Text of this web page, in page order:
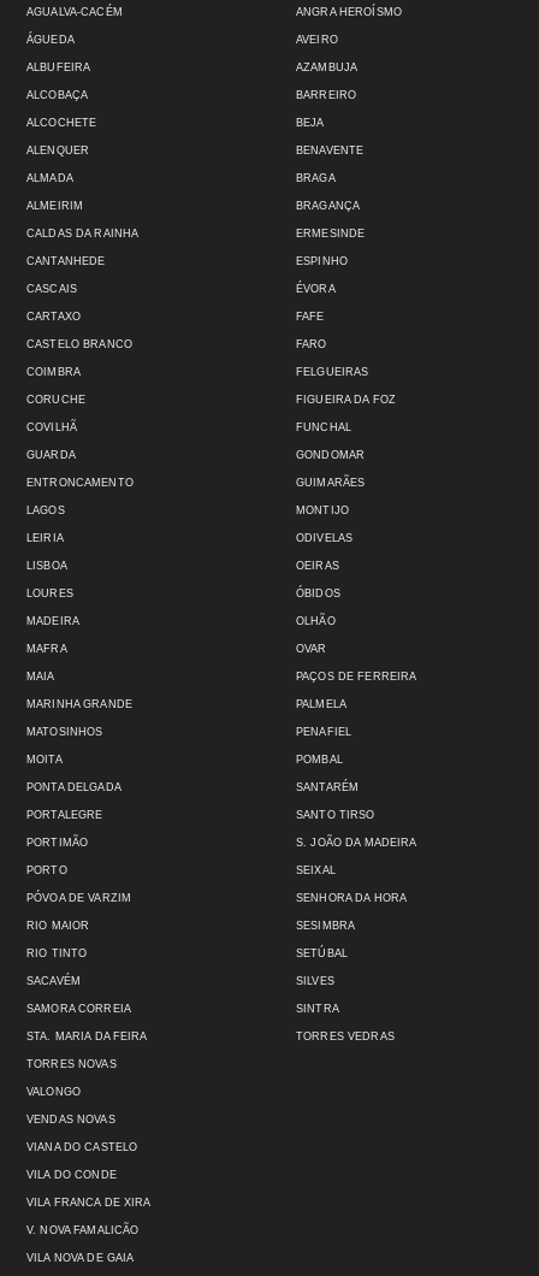
AGUALVA-CACÉM
ÁGUEDA
ALBUFEIRA
ALCOBAÇA
ALCOCHETE
ALENQUER
ALMADA
ALMEIRIM
ANGRA HEROÍSMO
AVEIRO
AZAMBUJA
BARREIRO
BEJA
BENAVENTE
BRAGA
BRAGANÇA
CALDAS DA RAINHA
CANTANHEDE
CASCAIS
CARTAXO
CASTELO BRANCO
COIMBRA
CORUCHE
COVILHÃ
GUARDA
ENTRONCAMENTO
ERMESINDE
ESPINHO
ÉVORA
FAFE
FARO
FELGUEIRAS
FIGUEIRA DA FOZ
FUNCHAL
GONDOMAR
GUIMARÃES
LAGOS
LEIRIA
LISBOA
LOURES
MADEIRA
MAFRA
MAIA
MARINHA GRANDE
MATOSINHOS
MOITA
MONTIJO
ODIVELAS
OEIRAS
ÓBIDOS
OLHÃO
OVAR
PAÇOS DE FERREIRA
PALMELA
PENAFIEL
POMBAL
PONTA DELGADA
PORTALEGRE
PORTIMÃO
PORTO
PÓVOA DE VARZIM
RIO MAIOR
RIO TINTO
SACAVÉM
SAMORA CORREIA
STA. MARIA DA FEIRA
SANTARÉM
SANTO TIRSO
S. JOÃO DA MADEIRA
SEIXAL
SENHORA DA HORA
SESIMBRA
SETÚBAL
SILVES
SINTRA
TORRES VEDRAS
TORRES NOVAS
VALONGO
VENDAS NOVAS
VIANA DO CASTELO
VILA DO CONDE
VILA FRANCA DE XIRA
V. NOVA FAMALICÃO
VILA NOVA DE GAIA